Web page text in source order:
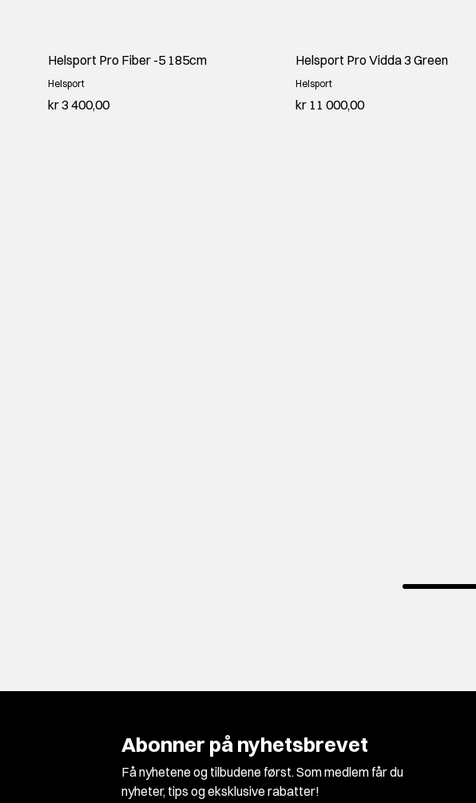
Helsport Pro Fiber -5 185cm
Helsport
kr 3 400,00
Helsport Pro Vidda 3 Green
Helsport
kr 11 000,00
Abonner på nyhetsbrevet
Få nyhetene og tilbudene først. Som medlem får du
nyheter, tips og eksklusive rabatter!